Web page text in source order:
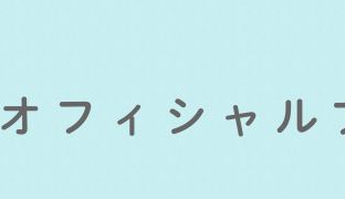
オフィシャル